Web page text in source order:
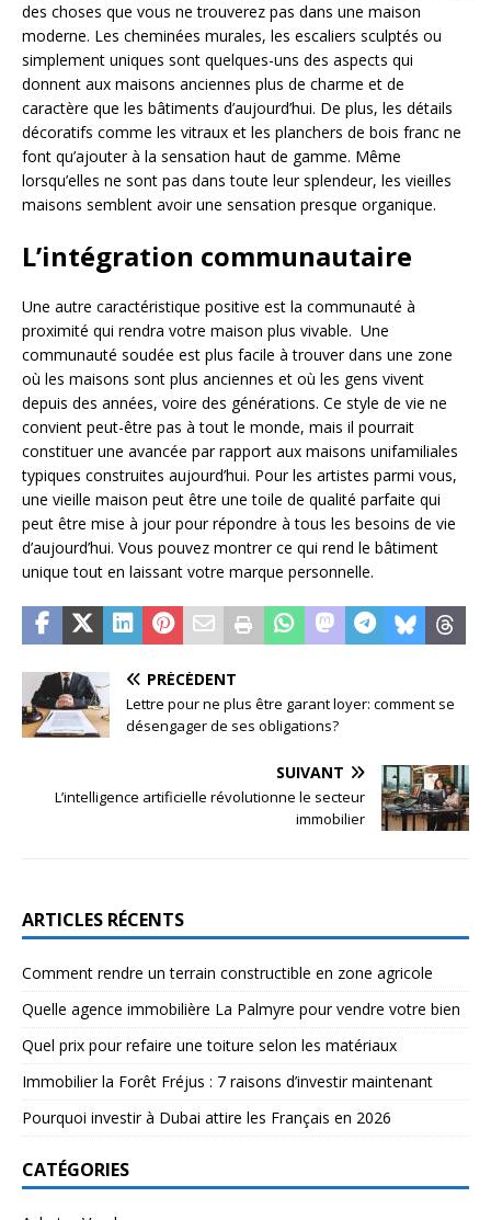
des choses que vous ne trouverez pas dans une maison
moderne. Les cheminées murales, les escaliers sculptés ou
simplement uniques sont quelques-uns des aspects qui
donnent aux maisons anciennes plus de charme et de
caractère que les bâtiments d’aujourd’hui. De plus, les détails
décoratifs comme les vitraux et les planchers de bois franc ne
font qu’ajouter à la sensation haut de gamme. Même
lorsqu’elles ne sont pas dans toute leur splendeur, les vieilles
maisons semblent avoir une sensation presque organique.
L’intégration communautaire
Une autre caractéristique positive est la communauté à
proximité qui rendra votre maison plus vivable. Une
communauté soudée est plus facile à trouver dans une zone
où les maisons sont plus anciennes et où les gens vivent
depuis des années, voire des générations. Ce style de vie ne
convient peut-être pas à tout le monde, mais il pourrait
constituer une avancée par rapport aux maisons unifamiliales
typiques construites aujourd’hui. Pour les artistes parmi vous,
une vieille maison peut être une toile de qualité parfaite qui
peut être mise à jour pour répondre à tous les besoins de vie
d’aujourd’hui. Vous pouvez montrer ce qui rend le bâtiment
unique tout en laissant votre marque personnelle.
PRÉCÉDENT
Lettre pour ne plus être garant loyer: comment se
désengager de ses obligations?
SUIVANT
L’intelligence artificielle révolutionne le secteur
immobilier
ARTICLES RÉCENTS
Comment rendre un terrain constructible en zone agricole
Quelle agence immobilière La Palmyre pour vendre votre bien
Quel prix pour refaire une toiture selon les matériaux
Immobilier la Forêt Fréjus : 7 raisons d’investir maintenant
Pourquoi investir à Dubai attire les Français en 2026
CATÉGORIES